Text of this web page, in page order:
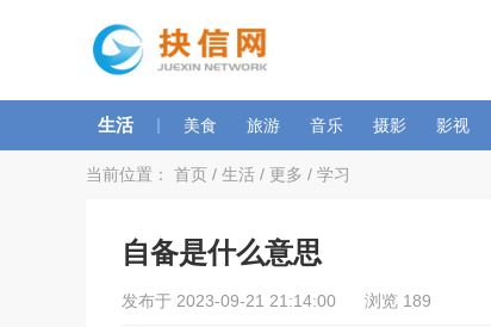
生活 | 美食 旅游 音乐 摄影 影视
当前位置： 首页 / 生活 / 更多 / 学习
自备是什么意思
发布于 2023-09-21 21:14:00 浏览 189